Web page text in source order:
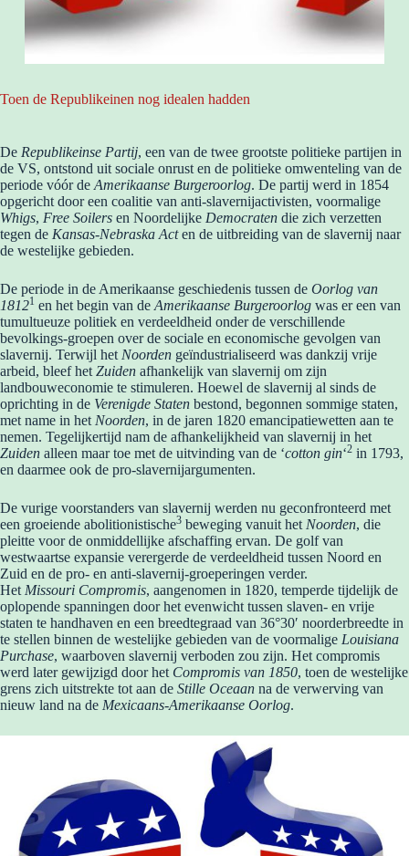
Toen de Republikeinen nog idealen hadden
De Republikeinse Partij, een van de twee grootste politieke partijen in
de VS, ontstond uit sociale onrust en de politieke omwenteling van de
periode vóór de Amerikaanse Burgeroorlog. De partij werd in 1854
opgericht door een coalitie van anti-slavernijactivisten, voormalige
Whigs, Free Soilers en Noordelijke Democraten die zich verzetten
tegen de Kansas-Nebraska Acten de uitbreiding van de slavernij naar
de westelijke gebieden.
De periode in de Amerikaanse geschiedenis tussen de Oorlog van
18121 en het begin van de Amerikaanse Burgeroorlog was er een van
tumultueuze politiek en verdeeldheid onder de verschillende
bevolkings-groepen over de sociale en economische gevolgen van
slavernij. Terwijl het Noorden geïndustrialiseerd was dankzij vrije
arbeid, bleef het Zuiden afhankelijk van slavernij om zijn
landbouweconomie te stimuleren. Hoewel de slavernij al sinds de
oprichting in de Verenigde Staten bestond, begonnen sommige staten,
met name in het Noorden, in de jaren 1820 emancipatiewetten aan te
nemen. Tegelijkertijd nam de afhankelijkheid van slavernij in het
Zuiden alleen maar toe met de uitvinding van de ‘cotton gin‘2 in 1793,
en daarmee ook de pro-slavernijargumenten.
De vurige voorstanders van slavernij werden nu geconfronteerd met
een groeiende abolitionistische3 beweging vanuit het Noorden, die
pleitte voor de onmiddellijke afschaffing ervan. De golf van
westwaartse expansie verergerde de verdeeldheid tussen Noord en
Zuid en de pro- en anti-slavernij-groeperingen verder.
Het Missouri Compromis, aangenomen in 1820, temperde tijdelijk de
oplopende spanningen door het evenwicht tussen slaven- en vrije
staten te handhaven en een breedtegraad van 36°30′ noorderbreedte in
te stellen binnen de westelijke gebieden van de voormalige Louisiana
Purchase, waarboven slavernij verboden zou zijn. Het compromis
werd later gewijzigd door het Compromis van 1850, toen de westelijke
grens zich uitstrekte tot aan de Stille Oceaan na de verwerving van
nieuw land na de Mexicaans-Amerikaanse Oorlog.